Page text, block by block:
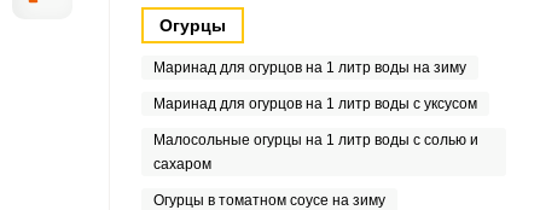
Огурцы
Маринад для огурцов на 1 литр воды на зиму
Маринад для огурцов на 1 литр воды с уксусом
Малосольные огурцы на 1 литр воды с солью и
сахаром
Огурцы в томатном соусе на зиму